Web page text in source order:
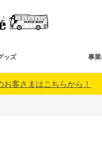
ッズ 事
客さまはこちらから！